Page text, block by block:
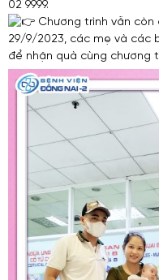
02 9999.
Chương trình vẫn
29/9/2023, các mẹ và các
để nhận quà cùng chương